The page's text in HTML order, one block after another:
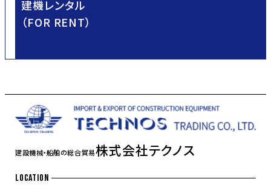
建機レンタル
（FOR RENT）
建設機械・船舶の総合貿易株式会社テクノス
LOCATION